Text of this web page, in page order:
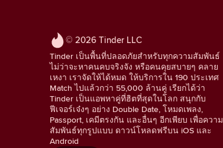
© 2026 Tinder LLC
Tinder เป็นพื้นที่ปลอดภัยสำหรับทุกความสัมพันธ์
ไม่ว่าจะหาคนคบจริงจัง หรือคนคุยสบายๆ คลาย
เหงา เราจัดให้ได้หมด ให้บริการใน 190 ประเทศ
Match ไปแล้วกว่า 55,000 ล้านคู่ เรียกได้ว่า
Tinder เป็นแอพหาคู่ที่ฮิตที่สุดในโลก สนุกกับ
ฟีเจอร์เจ๋งๆ อย่าง Double Date, โหมดเพลง,
Passport, เคมีตรงกัน และอื่นๆ อีกเพียบ เพื่อความ
สัมพันธ์ทุกรูปแบบ ดาวน์โหลดฟรีบน iOS และ
Android